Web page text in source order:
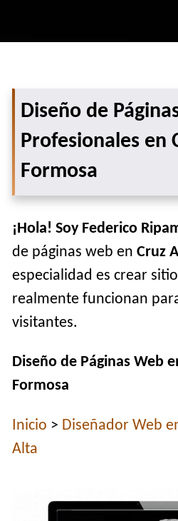
Diseño de
Profesionales en
Formosa
¡Hola! Soy Federico
de páginas web enCruz
especialidad es crear
realmente funcionan
visitantes.
Diseño de Páginas Web
Formosa
Inicio > Diseñador Web
Alta